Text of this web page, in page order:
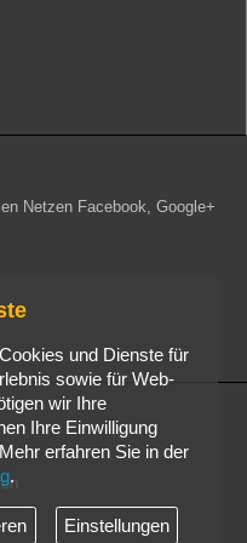
Netzen Facebook, Google+
und Dienste für
sowie für Web-
wir Ihre
Ihre Einwilligung
erfahren Sie in der
.
Einstellungen